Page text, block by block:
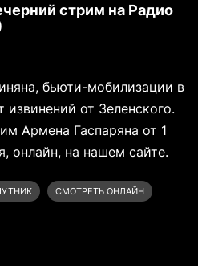
стрим на Радио
бьюти-мобилизации в
от Зеленского.
Армена Гаспаряна от 1
онлайн, на нашем сайте.
СМОТРЕТЬ ОНЛАЙН